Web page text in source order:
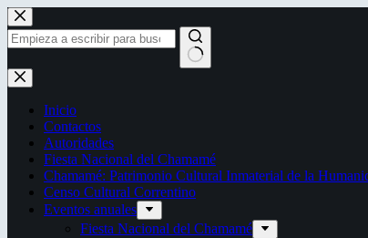
Saltar
al
contenido
Sin
resultados
Inicio
Contactos
Autoridades
Fiesta Nacional del Chamamé
Chamamé: Patrimonio Cultural Inmaterial de la
Censo Cultural Correntino
Eventos anuales
Fiesta Nacional del Chamamé